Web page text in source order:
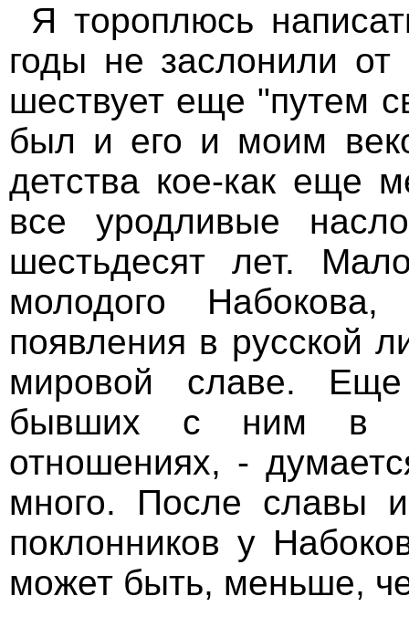
Я тороплюсь
годы не заслонили
шествует еще "путем
был и его и моим
детства кое-как еще
все уродливые
шестьдесят лет.
молодого
появления в русской
мировой славе.
бывших с ним в
отношениях, -
много. После славы
поклонников у
может быть, меньше,